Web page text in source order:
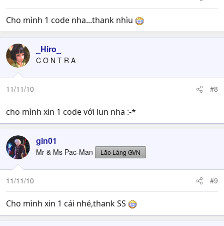
Cho mình 1 code nha...thank nhìu
_Hiro_
C O N T R A
11/11/10 #8
cho mình xin 1 code với lun nha :-*
gin01
Mr & Ms Pac-Man Lão Làng GVN
11/11/10 #9
Cho mình xin 1 cái nhé,thank SS